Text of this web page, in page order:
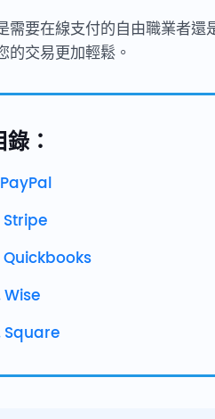
需要在線支付的自由職業者
的交易更加輕鬆。
錄：
PayPal
Stripe
Quickbooks
Wise
Square